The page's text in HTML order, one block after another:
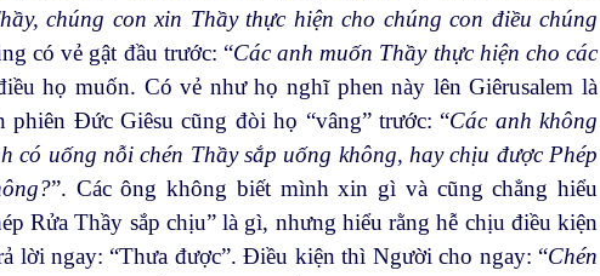
chúng con xin Thầy thực hiện cho chúng con điều chúng
có vẻ gật đầu trước: “Các anh muốn Thầy thực hiện cho các
họ muốn. Có vẻ như họ nghĩ phen này lên Giêrusalem là
Đức Giêsu cũng đòi họ “vâng” trước: “Các anh không
có uống nỗi chén Thầy sắp uống không, hay chịu được Phép
”. Các ông không biết mình xin gì và cũng chẳng hiểu
Rửa Thầy sắp chịu” là gì, nhưng hiểu rằng hễ chịu điều kiện
lời ngay: “Thưa được”. Điều kiện thì Người cho ngay: “Chén